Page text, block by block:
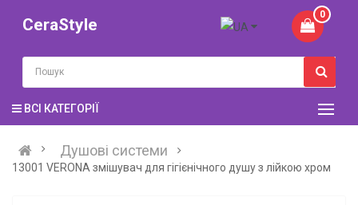
CeraStyle
0
ВСІ КАТЕГОРІЇ
Душові системи
13001 VERONA змішувач для гігієнічного душу з лійкою хром